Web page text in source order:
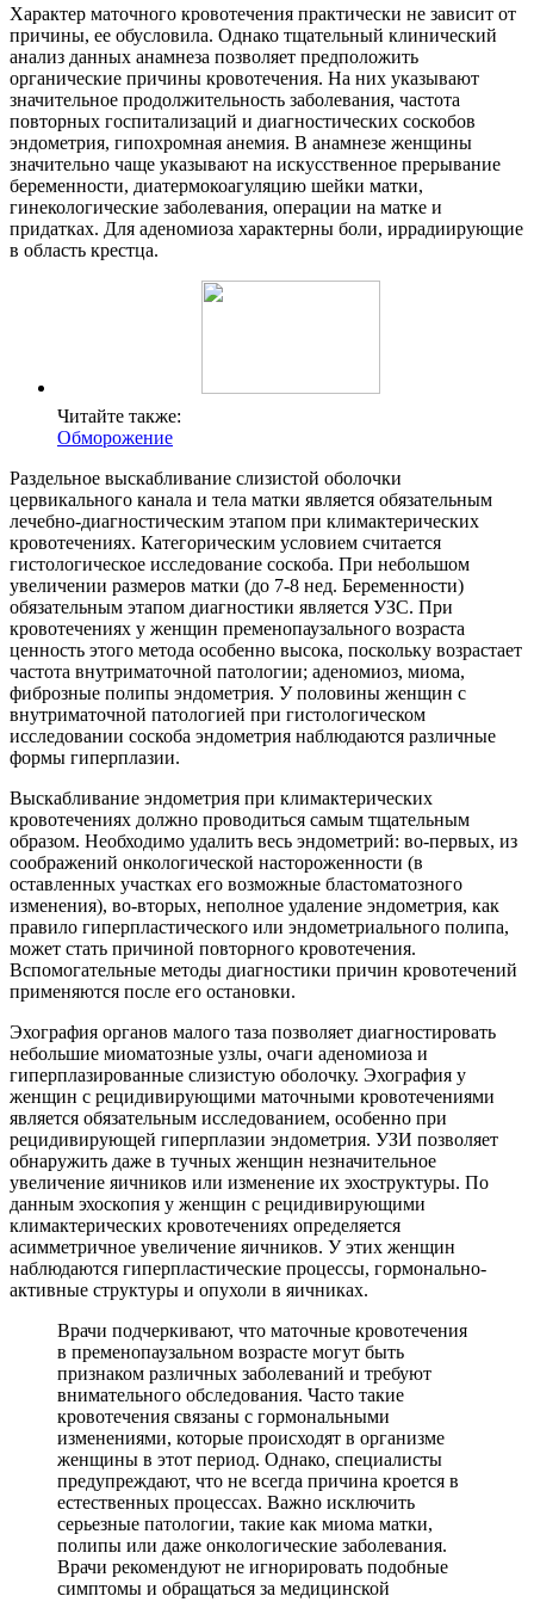
Характер маточного кровотечения практически не зависит от
причины, ее обусловила. Однако тщательный клинический
анализ данных анамнеза позволяет предположить
органические причины кровотечения. На них указывают
значительное продолжительность заболевания, частота
повторных госпитализаций и диагностических соскобов
эндометрия, гипохромная анемия. В анамнезе женщины
значительно чаще указывают на искусственное прерывание
беременности, диатермокоагуляцию шейки матки,
гинекологические заболевания, операции на матке и
придатках. Для аденомиоза характерны боли, иррадиирующие
в область крестца.
Читайте также:
Обморожение
Раздельное выскабливание слизистой оболочки
цервикального канала и тела матки является обязательным
лечебно-диагностическим этапом при климактерических
кровотечениях. Категорическим условием считается
гистологическое исследование соскоба. При небольшом
увеличении размеров матки (до 7-8 нед. Беременности)
обязательным этапом диагностики является УЗС. При
кровотечениях у женщин пременопаузального возраста
ценность этого метода особенно высока, поскольку возрастает
частота внутриматочной патологии; аденомиоз, миома,
фиброзные полипы эндометрия. У половины женщин с
внутриматочной патологией при гистологическом
исследовании соскоба эндометрия наблюдаются различные
формы гиперплазии.
Выскабливание эндометрия при климактерических
кровотечениях должно проводиться самым тщательным
образом. Необходимо удалить весь эндометрий: во-первых, из
соображений онкологической настороженности (в
оставленных участках его возможные бластоматозного
изменения), во-вторых, неполное удаление эндометрия, как
правило гиперпластического или эндометриального полипа,
может стать причиной повторного кровотечения.
Вспомогательные методы диагностики причин кровотечений
применяются после его остановки.
Эхография органов малого таза позволяет диагностировать
небольшие миоматозные узлы, очаги аденомиоза и
гиперплазированные слизистую оболочку. Эхография у
женщин с рецидивирующими маточными кровотечениями
является обязательным исследованием, особенно при
рецидивирующей гиперплазии эндометрия. УЗИ позволяет
обнаружить даже в тучных женщин незначительное
увеличение яичников или изменение их эхоструктуры. По
данным эхоскопия у женщин с рецидивирующими
климактерических кровотечениях определяется
асимметричное увеличение яичников. У этих женщин
наблюдаются гиперпластические процессы, гормонально-
активные структуры и опухоли в яичниках.
Врачи подчеркивают, что маточные кровотечения
в пременопаузальном возрасте могут быть
признаком различных заболеваний и требуют
внимательного обследования. Часто такие
кровотечения связаны с гормональными
изменениями, которые происходят в организме
женщины в этот период. Однако, специалисты
предупреждают, что не всегда причина кроется в
естественных процессах. Важно исключить
серьезные патологии, такие как миома матки,
полипы или даже онкологические заболевания.
Врачи рекомендуют не игнорировать подобные
симптомы и обращаться за медицинской